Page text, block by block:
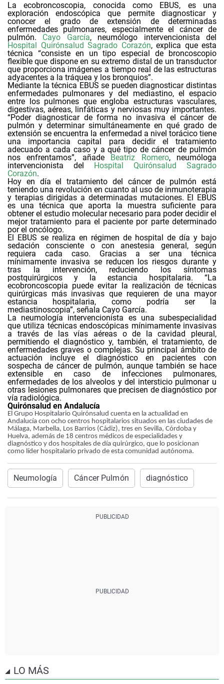
La ecobroncoscopia, conocida como EBUS, es una
exploración endoscópica que permite diagnosticar y
conocer el grado de extensión de determinadas
enfermedades pulmonares, especialmente el cáncer de
pulmón. Cayo García, neumólogo intervencionista del
Hospital Quirónsalud Sagrado Corazón, explica que esta
técnica “consiste en un tipo especial de broncoscopio
flexible que dispone en su extremo distal de un transductor
que proporciona imágenes a tiempo real de las estructuras
adyacentes a la tráquea y los bronquios”.
Mediante la técnica EBUS se pueden diagnosticar distintas
enfermedades pulmonares y del mediastino, el espacio
entre los pulmones que engloba estructuras vasculares,
digestivas, aéreas, linfáticas y nerviosas muy importantes.
“Poder diagnosticar de forma no invasiva el cáncer de
pulmón y determinar simultáneamente en qué grado de
extensión se encuentra la enfermedad a nivel torácico tiene
una importancia capital para decidir el tratamiento
adecuado a cada caso y a qué tipo de cáncer de pulmón
nos enfrentamos”, añade Beatriz Romero, neumóloga
intervencionista del Hospital Quirónsalud Sagrado
Corazón.
Hoy en día el tratamiento del cáncer de pulmón está
teniendo una revolución en cuanto al uso de inmunoterapia
y terapias dirigidas a determinadas mutaciones. El EBUS
es una técnica que aporta la muestra suficiente para
obtener el estudio molecular necesario para poder decidir el
mejor tratamiento para el paciente por parte determinado
por el oncólogo.
El EBUS se realiza en régimen de hospital de día y bajo
sedación consciente o con anestesia general, según
requiera cada caso. Gracias a ser una técnica
mínimamente invasiva se reducen los riesgos durante y
tras la intervención, reduciendo los síntomas
postquirúrgicos y la estancia hospitalaria. “La
ecobroncoscopia puede evitar la realización de técnicas
quirúrgicas más invasivas que requieren de una mayor
estancia hospitalaria, como podría ser la
mediastinoscopia”, señala Cayo García.
La neumología intervencionista es una subespecialidad
que utiliza técnicas endoscópicas mínimamente invasivas
a través de las vías aéreas o de la cavidad pleural,
permitiendo el diagnóstico y, también, el tratamiento, de
enfermedades graves o complejas. Su principal ámbito de
actuación incluye el diagnóstico en pacientes con
sospecha de cáncer de pulmón, aunque también se hace
extensible en caso de infecciones pulmonares,
enfermedades de los alveolos y del intersticio pulmonar u
otras lesiones pulmonares que precisen de diagnóstico por
vía radiológica.
Quirónsalud en Andalucía
El Grupo Hospitalario Quirónsalud cuenta en la actualidad en
Andalucía con ocho centros hospitalarios situados en las ciudades de
Málaga, Marbella, Los Barrios (Cádiz), tres en Sevilla, Córdoba y
Huelva, además de 18 centros médicos de especialidades y
diagnóstico y dos hospitales de día quirúrgico, que lo posicionan
como líder hospitalario privado de esta comunidad autónoma.
Neumología Cáncer Pulmón diagnóstico
LO MÁS